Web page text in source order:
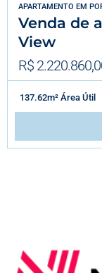
APARTAMENTO EM
Venda de
View
R$
137.62m² Área Útil